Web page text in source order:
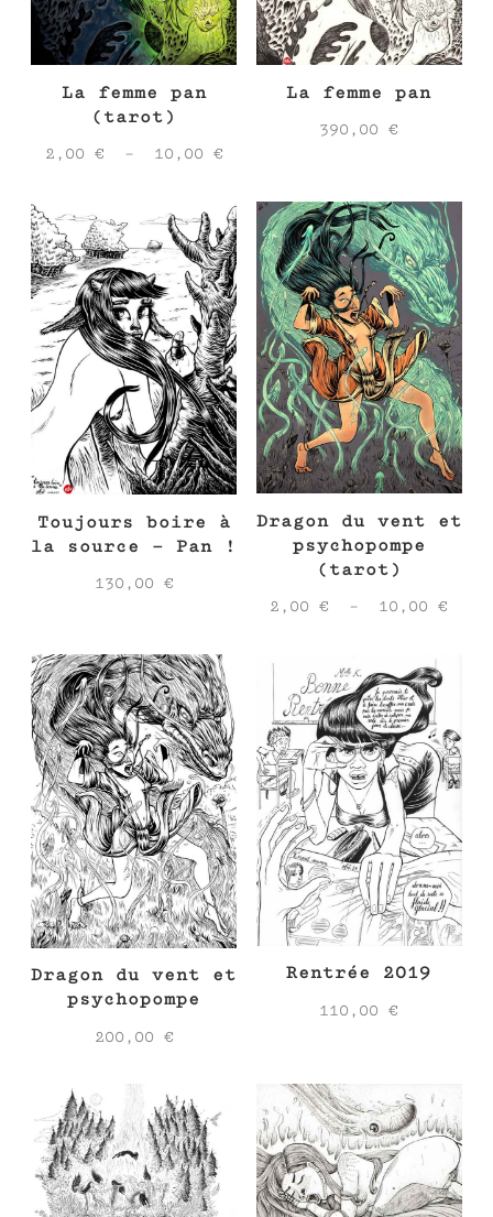
La femme pan
(tarot)
2,00 € – 10,00 €Plage
2,00 €
à
10,00 €
La femme pan
390,00€
Toujours boire à
la source – Pan !
130,00 €
Dragon du vent et
psychopompe
(tarot)
2,00€ – 10,00€
Dragon du vent et
psychopompe
200,00 €
Rentrée 2019
110,00€